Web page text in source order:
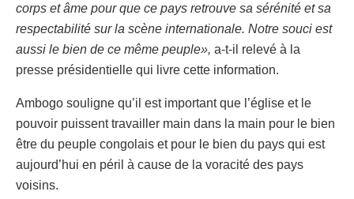
corps et âme pour que ce pays retrouve sa sérénité et sa
respectabilité sur la scène internationale. Notre souci est
aussi le bien de ce même peuple», a-t-il relevé à la
presse présidentielle qui livre cette information.
Ambogo souligne qu’il est important que l’église et le
pouvoir puissent travailler main dans la main pour le bien
être du peuple congolais et pour le bien du pays qui est
aujourd’hui en péril à cause de la voracité des pays
voisins.